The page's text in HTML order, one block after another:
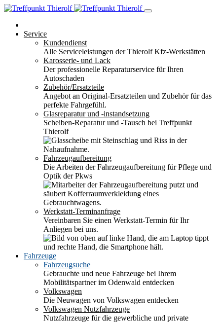
Service
Kundendienst
Alle Serviceleistungen der Thierolf Kfz-Werkstätten
Karosserie- und Lack
Der professionelle Reparaturservice für Ihren
Autoschaden
Zubehör/Ersatzteile
Angebot an Original-Ersatzteilen und Zubehör für das
perfekte Fahrgefühl.
Glasreparatur und -instandsetzung
Scheiben-Reparatur und -Tausch bei Treffpunkt
Thierolf
Fahrzeugaufbereitung
Die Arbeiten der Fahrzeugaufbereitung für Pflege und
Optik der Pkws
Werkstatt-Terminanfrage
Vereinbaren Sie einen Werkstatt-Termin für Ihr
Anliegen bei uns.
Fahrzeuge
Fahrzeugsuche
Gebrauchte und neue Fahrzeuge bei Ihrem
Mobilitätspartner im Odenwald entdecken
Volkswagen
Die Neuwagen von Volkswagen entdecken
Volkswagen Nutzfahrzeuge
Nutzfahrzeuge für die gewerbliche und private